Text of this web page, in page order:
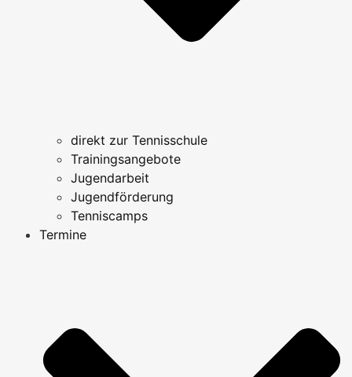
direkt zur Tennisschule
Trainingsangebote
Jugendarbeit
Jugendförderung
Tenniscamps
Termine